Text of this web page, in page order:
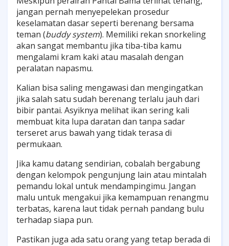
jangan pernah menyepelekan prosedur
keselamatan dasar seperti berenang bersama
teman (buddy system). Memiliki rekan snorkeling
akan sangat membantu jika tiba-tiba kamu
mengalami kram kaki atau masalah dengan
peralatan napasmu.
Kalian bisa saling mengawasi dan mengingatkan
jika salah satu sudah berenang terlalu jauh dari
bibir pantai. Asyiknya melihat ikan sering kali
membuat kita lupa daratan dan tanpa sadar
terseret arus bawah yang tidak terasa di
permukaan.
Jika kamu datang sendirian, cobalah bergabung
dengan kelompok pengunjung lain atau mintalah
pemandu lokal untuk mendampingimu. Jangan
malu untuk mengakui jika kemampuan renangmu
terbatas, karena laut tidak pernah pandang bulu
terhadap siapa pun.
Pastikan juga ada satu orang yang tetap berada di